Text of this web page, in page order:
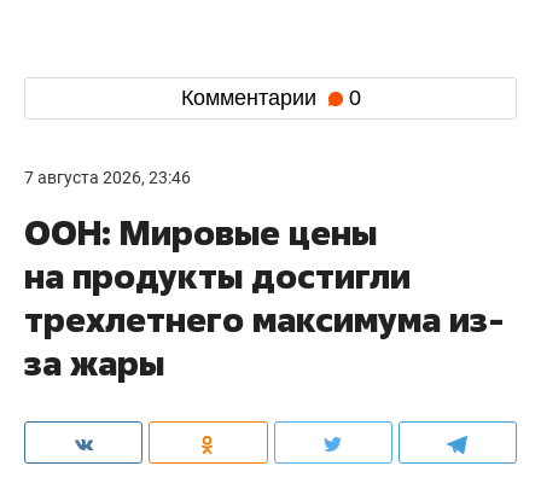
Комментарии 0
7 августа 2026, 23:46
ООН: Мировые цены
на продукты достигли
трехлетнего максимума из-
за жары